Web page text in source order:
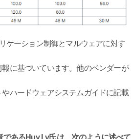
ケーション制御とマルウェアに対す
に基づいています。他のベンダーが
ハードウェアシステムガイドに記載